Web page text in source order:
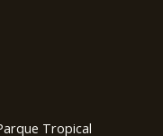
Tropical